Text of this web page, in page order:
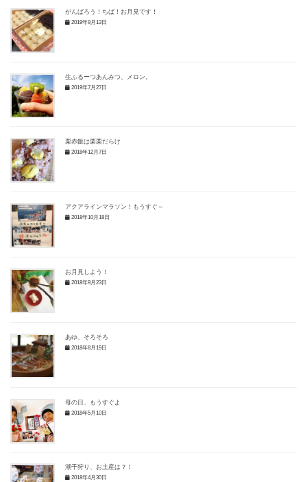
がんばろう！ちば！お月見です！
2019年9月13日
生ふるーつあんみつ、メロン。
2019年7月27日
栗赤飯は栗栗だらけ
2018年12月7日
アクアラインマラソン！もうすぐ～
2018年10月18日
お月見しよう！
2018年9月23日
あゆ、そろそろ
2018年8月19日
母の日、もうすぐよ
2018年5月10日
潮干狩り、お土産は？！
2018年4月30日